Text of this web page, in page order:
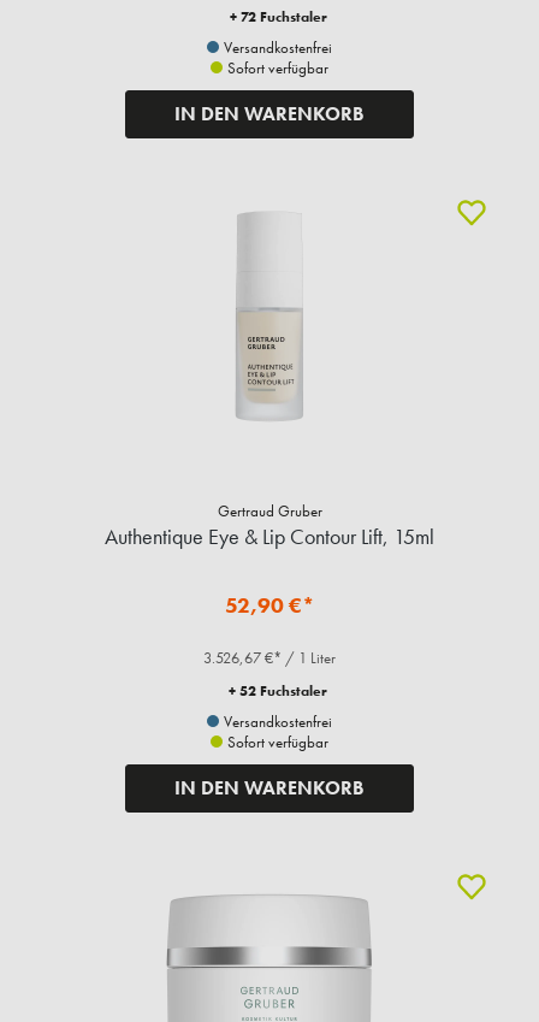
+ 72 Fuchstaler
Versandkostenfrei
Sofort verfügbar
IN DEN WARENKORB
Gertraud Gruber
Authentique Eye & Lip Contour Lift, 15ml
52,90 €*
3.526,67 €* / 1 Liter
+ 52 Fuchstaler
Versandkostenfrei
Sofort verfügbar
IN DEN WARENKORB